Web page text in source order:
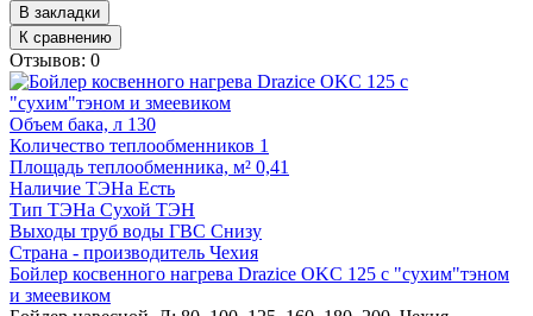
В закладки
К сравнению
Отзывов: 0
Объем бака, л 130
Количество теплообменников 1
Площадь теплообменника, м² 0,41
Наличие ТЭНа Есть
Тип ТЭНа Сухой ТЭН
Выходы труб воды ГВС Снизу
Страна - производитель Чехия
Бойлер косвенного нагрева Drazice OKC 125 с "сухим"тэном
и змеевиком